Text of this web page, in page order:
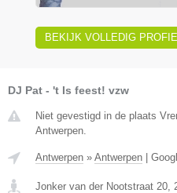
BEKIJK VOLLEDIG
DJ Pat - 't Is feest! vzw
Niet gevestigd in de plaats
Antwerpen.
Antwerpen » Antwerpen |
Jonker van der Nootstraat 20